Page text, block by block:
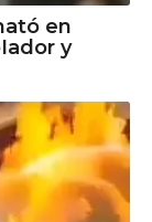
en
y